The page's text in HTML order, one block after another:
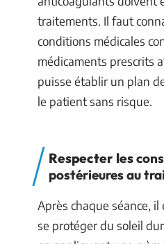
traitements. Il faut
conditions médicales
médicaments prescrits
puisse établir un plan
le patient sans risque.
Respecter les
postérieures au
Après chaque séance,
se protéger du soleil